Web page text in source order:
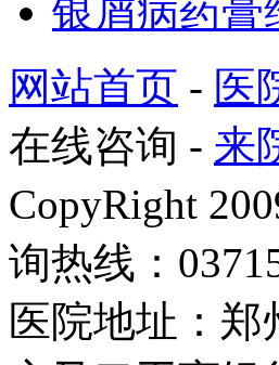
银屑病药膏
网站首页 - 医
在线咨询 - 来
CopyRight
询热线：
医院地址：